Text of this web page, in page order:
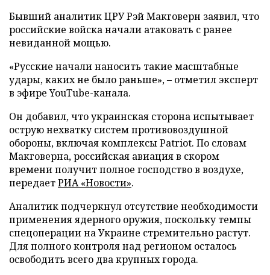
Бывший аналитик ЦРУ Рэй Макговерн заявил, что
российские войска начали атаковать с ранее
невиданной мощью.
«Русские начали наносить такие масштабные
удары, каких не было раньше», – отметил эксперт
в эфире YouTube-канала.
Он добавил, что украинская сторона испытывает
острую нехватку систем противовоздушной
обороны, включая комплексы Patriot. По словам
Макговерна, российская авиация в скором
времени получит полное господство в воздухе,
передаетРИА «Новости».
Аналитик подчеркнул отсутствие необходимости
применения ядерного оружия, поскольку темпы
спецоперации на Украине стремительно растут.
Для полного контроля над регионом осталось
освободить всего два крупных города.